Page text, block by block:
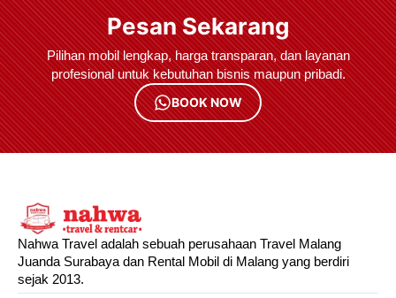
Pesan Sekarang
Pilihan mobil lengkap, harga transparan, dan layanan
profesional untuk kebutuhan bisnis maupun pribadi.
BOOK NOW
Nahwa Travel adalah sebuah perusahaan Travel Malang
Juanda Surabaya dan Rental Mobil di Malang yang berdiri
sejak 2013.